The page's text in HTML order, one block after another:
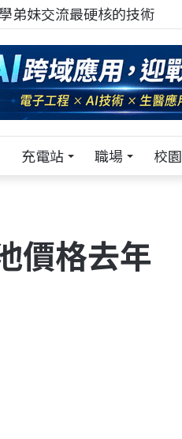
弟妹交流最硬核的技術
充電站 職場 校園
價格去年